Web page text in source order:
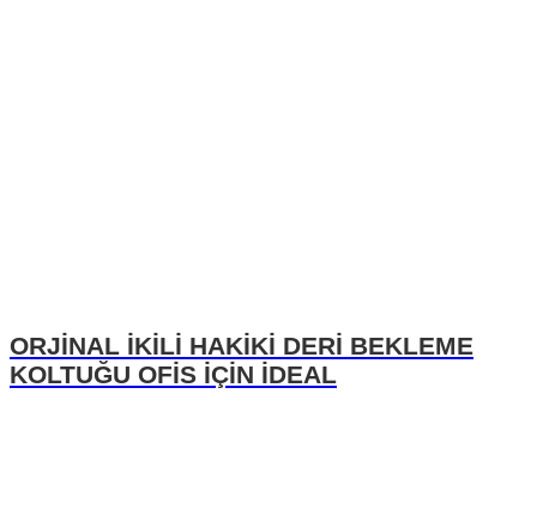
ORJİNAL İKİLİ HAKİKİ DERİ BEKLEME
KOLTUĞU OFİS İÇİN İDEAL